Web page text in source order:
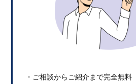
・ご相談からご紹介まで完全無料